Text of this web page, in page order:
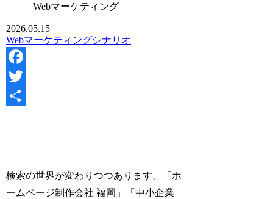
Webマーケティング
2026.05.15
Webマーケティングシナリオ
Facebook
Twitter
検索の世界が変わりつつあります。「ホ
ームページ制作会社 福岡」「中小企業